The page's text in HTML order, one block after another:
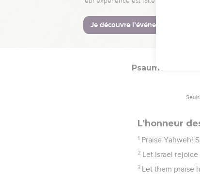
14 He has lifted
Psaumes
L'honneur
1 Praise Yahweh!
2 Let Israel
3 Let them praise